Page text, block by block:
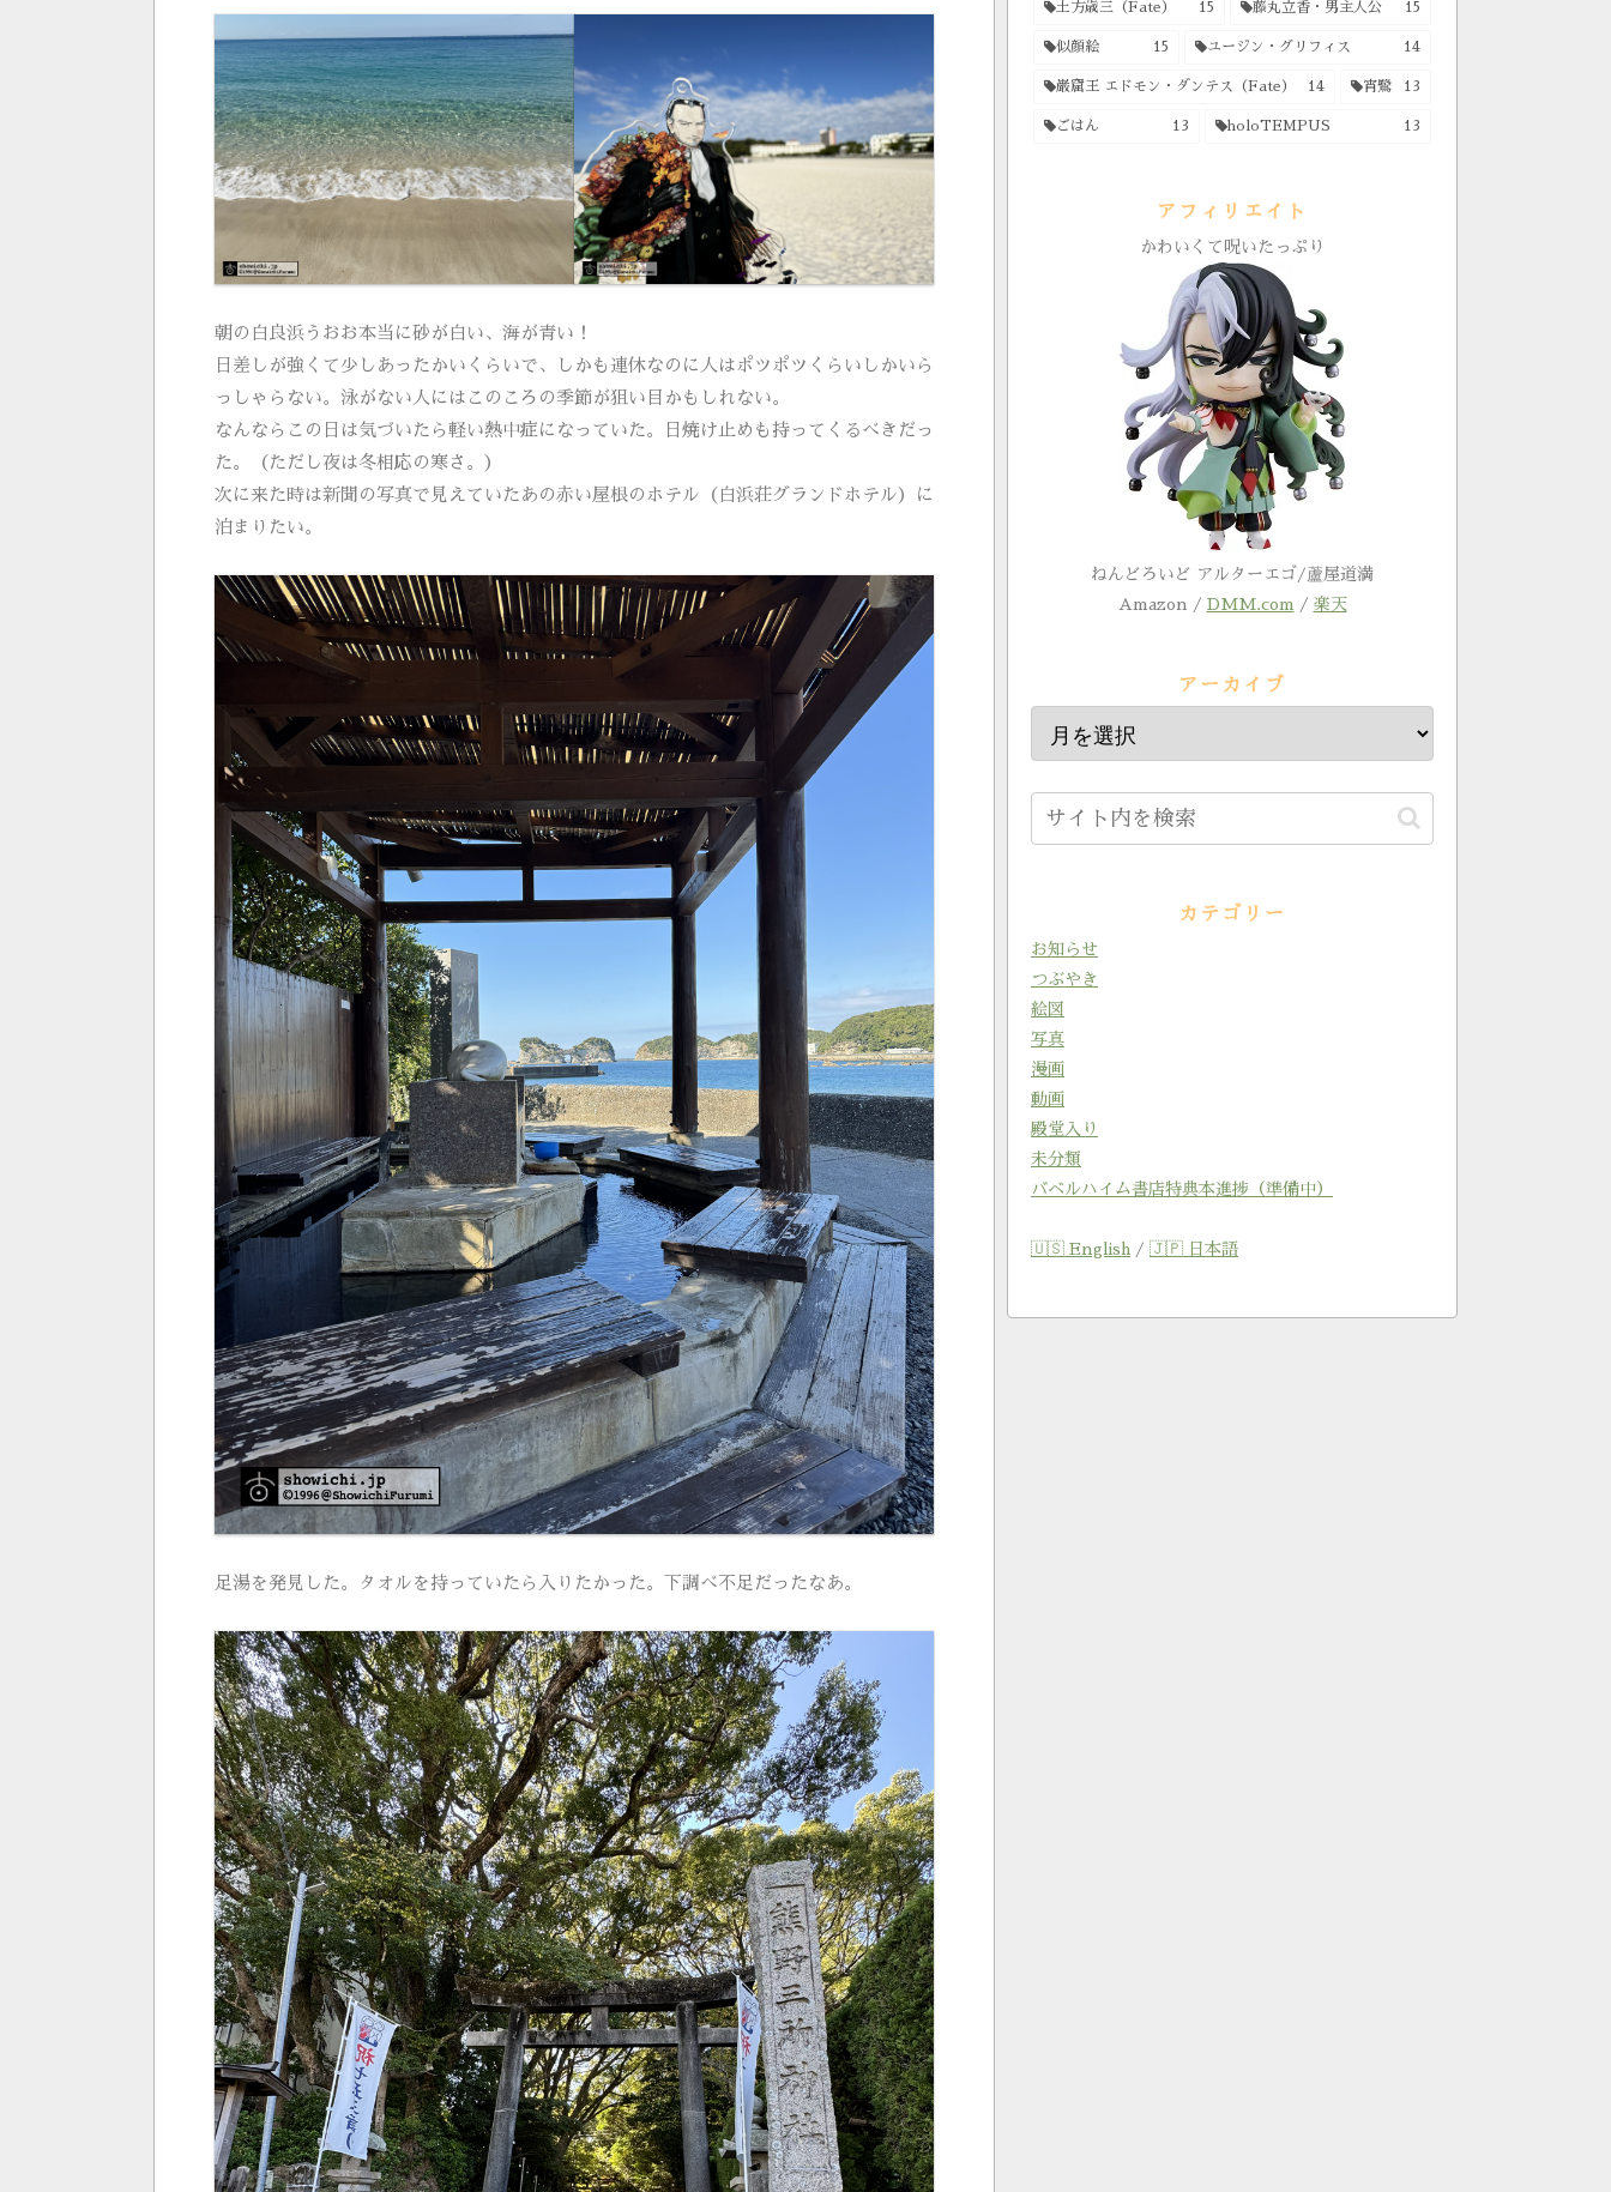
朝の白良浜うおお本当に砂が白い、海が青い！
日差しが強くて少しあったかいくらいで、しかも連休なのに人はポツポツくらいしかいら
っしゃらない。泳がない人にはこのころの季節が狙い目かもしれない。
なんならこの日は気づいたら軽い熱中症になっていた。日焼け止めも持ってくるべきだっ
た。（ただし夜は冬相応の寒さ。）
次に来た時は新聞の写真で見えていたあの赤い屋根のホテル（白浜荘グランドホテル）に
泊まりたい。
足湯を発見した。タオルを持っていたら入りたかった。下調べ不足だったなあ。
土方歳三（Fate） 15 藤丸立香・男主人公 15
似顔絵 15 ユージン・グリフィス 14
巌窟王 エドモン・ダンテス（Fate） 14 宵鷺 13
ごはん 13 holoTEMPUS 13
アフィリエイト
かわいくて呪いたっぷり
ねんどろいど アルターエゴ/蘆屋道満
Amazon / DMM.com / 楽天
アーカイブ
カテゴリー
お知らせ
つぶやき
絵図
写真
漫画
動画
殿堂入り
未分類
バベルハイム書店特典本進捗（準備中）
🇺🇸 English / 🇯🇵 日本語